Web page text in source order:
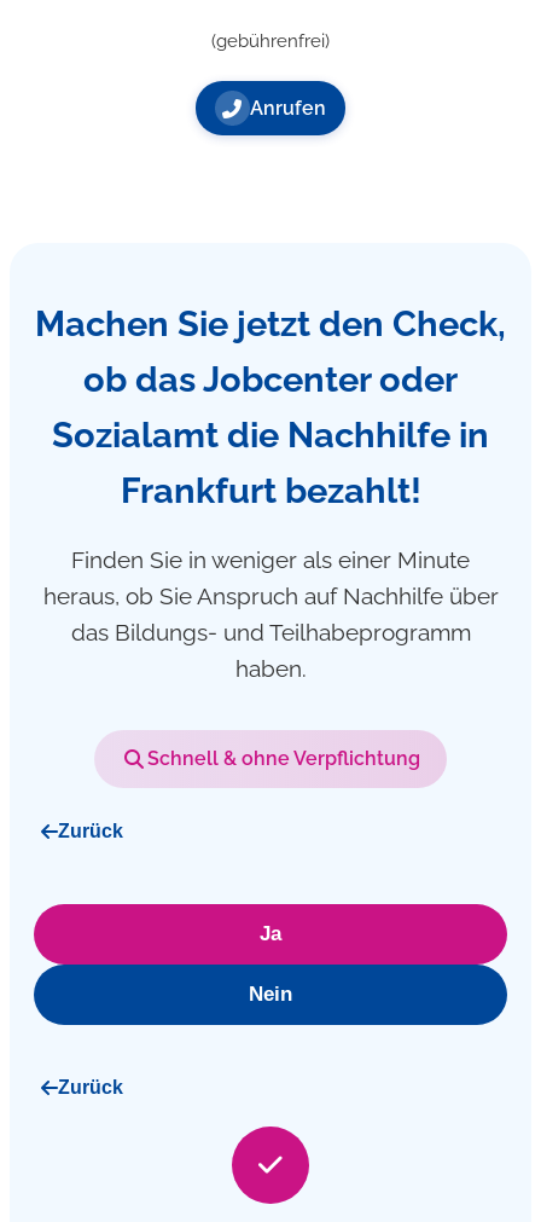
(gebührenfrei)
Anrufen
Machen Sie jetzt den Check,
ob das Jobcenter oder
Sozialamt die Nachhilfe in
Frankfurt bezahlt!
Finden Sie in weniger als einer Minute
heraus, ob Sie Anspruch auf Nachhilfe über
das Bildungs- und Teilhabeprogramm
haben.
Schnell & ohne Verpflichtung
Zurück
Ja
Nein
Zurück